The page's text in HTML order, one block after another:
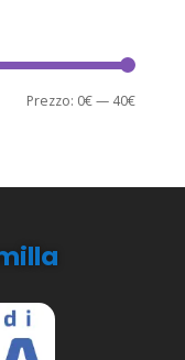
Prezzo
Prezzo
Prezzo: 0€— 40€